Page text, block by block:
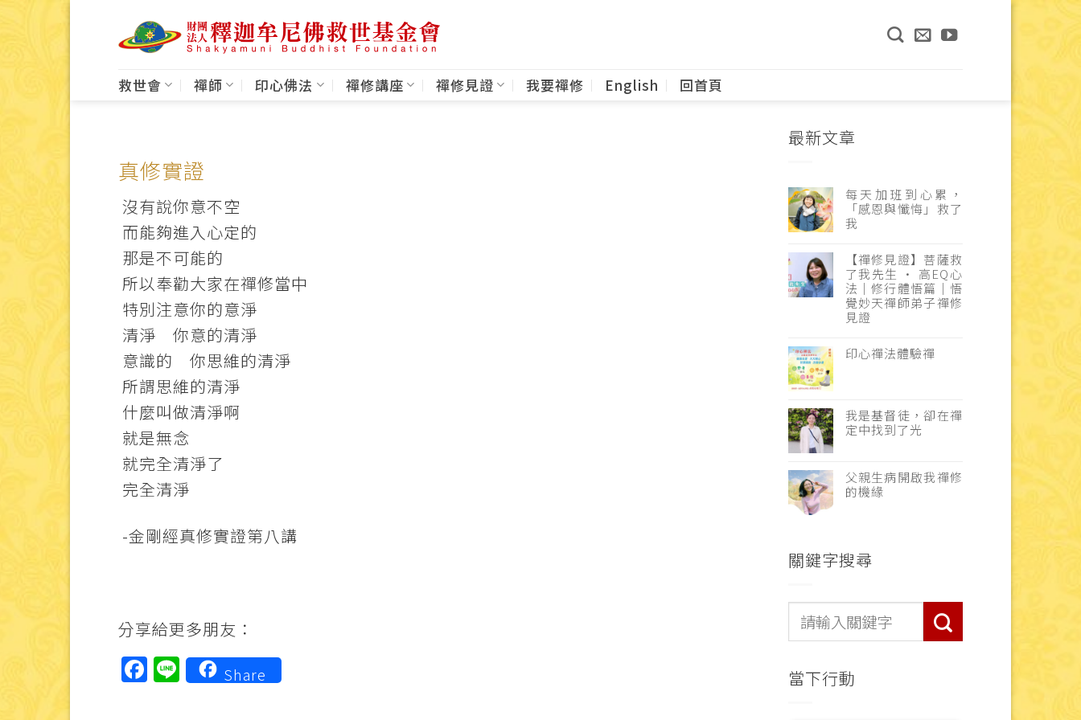
救世會 禪師 印心佛法 禪修講座 禪修見證 我要禪修 English 回首頁
真修實證
沒有說你意不空
而能夠進入心定的
那是不可能的
所以奉勸大家在禪修當中
特別注意你的意淨
清淨 你意的清淨
意識的 你思維的清淨
所謂思維的清淨
什麼叫做清淨啊
就是無念
就完全清淨了
完全清淨
-金剛經真修實證第八講
分享給更多朋友：
Facebook
LineShare
最新文章
每天加班到心累，
「感恩與懺悔」救了
我
【禪修見證】菩薩救
了我先生 · 高EQ心
法｜修行體悟篇｜悟
覺妙天禪師弟子禪修
見證
印心禪法體驗禪
我是基督徒，卻在禪
定中找到了光
父親生病開啟我禪修
的機緣
關鍵字搜尋
當下行動